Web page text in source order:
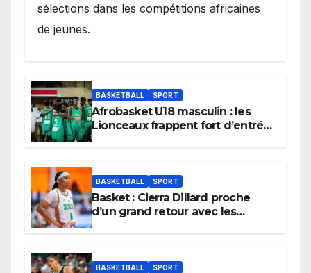
sélections dans les compétitions africaines
de jeunes.
BASKETBALL SPORT
Afrobasket U18 masculin : les
Lionceaux frappent fort d’entrée
BASKETBALL SPORT
Basket : Cierra Dillard proche
d’un grand retour avec les
BASKETBALL SPORT